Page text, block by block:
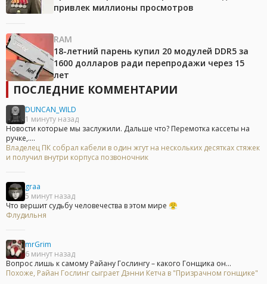
привлек миллионы просмотров
RAM
18-летний парень купил 20 модулей DDR5 за
1600 долларов ради перепродажи через 15
лет
ПОСЛЕДНИЕ КОММЕНТАРИИ
DUNCAN_WILD
1 минуту назад
Новости которые мы заслужили. Дальше что? Перемотка кассеты на
ручке,....
Владелец ПК собрал кабели в один жгут на нескольких десятках стяжек
и получил внутри корпуса позвоночник
graa
5 минут назад
Что вершит судьбу человечества в этом мире 😤
Флудильня
mrGrim
6 минут назад
Вопрос лишь к самому Райану Гослингу – какого Гонщика он...
Похоже, Райан Гослинг сыграет Дэнни Кетча в "Призрачном гонщике"